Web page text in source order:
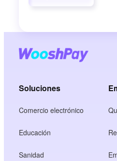
Soluciones
Comercio electrónico
Educación
Sanidad